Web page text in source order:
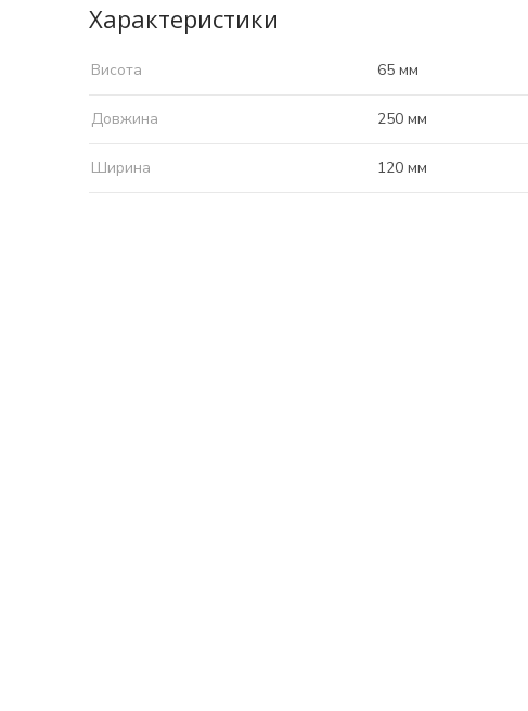
Характеристики
Висота 65 мм
Довжина 250 мм
Ширина 120 мм